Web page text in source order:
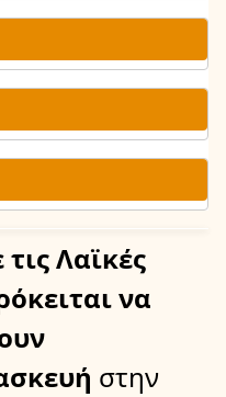
τις Λαϊκές
να
στην